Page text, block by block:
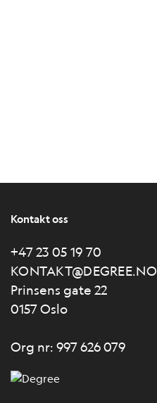
Kontakt oss
+47 23 05 19 70
KONTAKT@DEGREE.NO
Prinsens gate 22
0157 Oslo
Org nr: 997 626 079